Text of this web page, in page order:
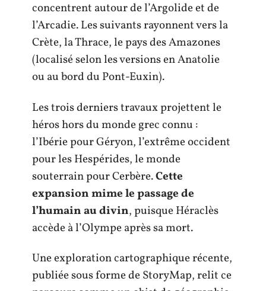
concentrent autour de l’Argolide et de
l’Arcadie. Les suivants rayonnent vers la
Crète, la Thrace, le pays des Amazones
(localisé selon les versions en Anatolie
ou au bord du Pont-Euxin).
Les trois derniers travaux projettent le
héros hors du monde grec connu :
l’Ibérie pour Géryon, l’extrême occident
pour les Hespérides, le monde
souterrain pour Cerbère.Cette
expansion mime le passage de
l’humain au divin, puisque Héraclès
accède à l’Olympe après sa mort.
Une exploration cartographique récente,
publiée sous forme de StoryMap, relit ce